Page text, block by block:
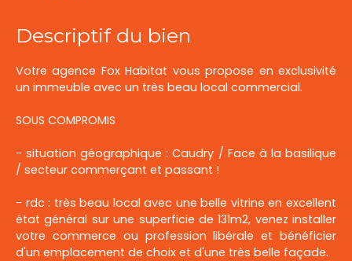
Descriptif du bien
Votre agence Fox Habitat vous propose en exclusivité
un immeuble avec un très beau local commercial.
SOUS COMPROMIS
- situation géographique : Caudry / Face à la basilique
/ secteur commerçant et passant !
- rdc : très beau local avec une belle vitrine en excellent
état général sur une superficie de 131m2, venez installer
votre commerce ou profession libérale et bénéficier
d'un emplacement de choix et d'une très belle façade.